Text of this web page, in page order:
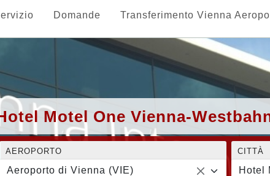
Domande Transferimento Vienna
Motel One Vienna-
AEROPORTO
Aeroporto di Vienna (VIE)
CITTÀ
Hotel